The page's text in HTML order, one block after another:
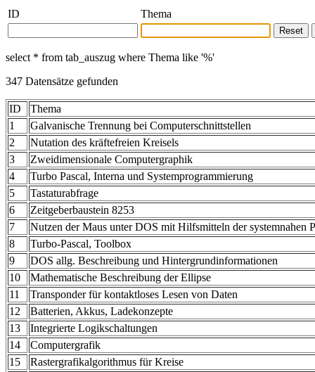
ID Thema
select * from tab_auszug where Thema like '%'
347 Datensätze gefunden
ID
Thema
1
Galvanische Trennung bei Computerschnittstellen
2
Nutation des kräftefreien Kreisels
3
Zweidimensionale Computergraphik
4
Turbo Pascal, Interna und Systemprogrammierung
5
Tastaturabfrage
6
Zeitgeberbaustein 8253
7
Nutzen der Maus unter DOS mit Hilfsmitteln der systemnahen
8
Turbo-Pascal, Toolbox
9
DOS allg. Beschreibung und Hintergrundinformationen
10
Mathematische Beschreibung der Ellipse
11
Transponder für kontaktloses Lesen von Daten
12
Batterien, Akkus, Ladekonzepte
13
Integrierte Logikschaltungen
14
Computergrafik
15
Rastergrafikalgorithmus für Kreise